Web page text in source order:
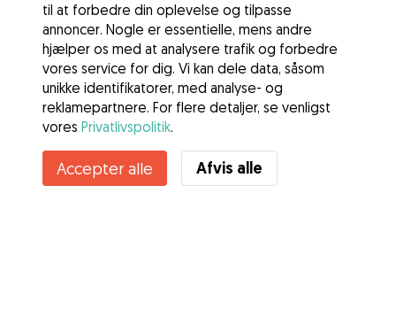
til at forbedre din oplevelse og tilpasse
annoncer. Nogle er essentielle, mens andre
hjælper os med at analysere trafik og forbedre
vores service for dig. Vi kan dele data, såsom
unikke identifikatorer, med analyse- og
reklamepartnere. For flere detaljer, se venligst
vores Privatlivspolitik.
Accepter alle Afvis alle